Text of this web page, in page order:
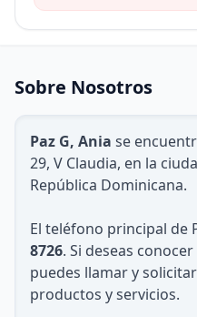
Sobre Nosotros
Paz G, Ania se
29, V Claudia, en la
República Dominicana.
El teléfono principal de
8726. Si deseas
puedes llamar y
productos y servicios.